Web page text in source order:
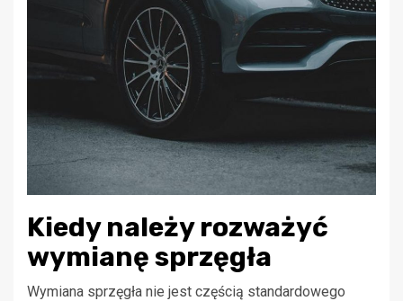
Kiedy należy rozważyć
wymianę sprzęgła
Wymiana sprzęgła nie jest częścią standardowego